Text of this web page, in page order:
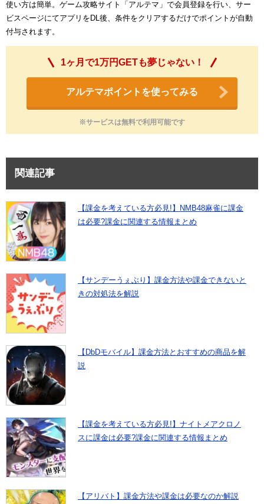
使い方は簡単。ゲーム攻略サイト「アルテマ」で会員登録を行い、サー
ビスページにてアプリをDL後、条件をクリアするだけでポイントが自動
付与されます。
1ヶ月で1万円GETも夢じゃない！
アルテマポイントを使ってみる
※サービスは無料で利用可能です
関連記事
【課金を考えている方必見!】NMB48麻雀に課金
は必要?課金に関連する情報まとめ
【サンデーうぇぶり】課金方法や課金できないと
きの対処法を解説
【DbDモバイル】課金方法とおすすめの商品を解
説
【課金を考えている方必見!】ナイトメアクロノ
スに課金は必要?課金に関連する情報まとめ
【アリバト】課金方法や課金は必要なのか解説